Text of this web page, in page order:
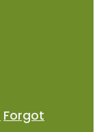
Forgot